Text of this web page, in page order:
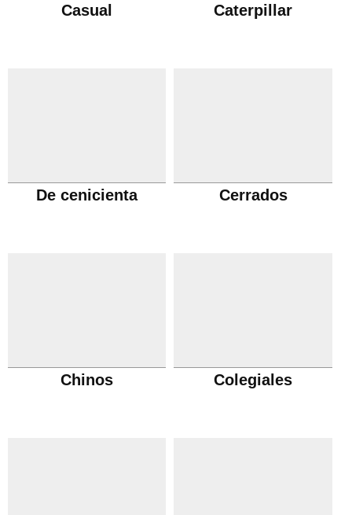
Casual Caterpillar
De cenicienta Cerrados
Chinos Colegiales